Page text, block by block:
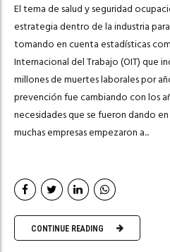
El tema de salud y seguridad
estrategia dentro de la industria
tomando en cuenta estadísticas
Internacional del Trabajo (OIT) que
millones de muertes laborales por
prevención fue cambiando con los
necesidades que se fueron dando
muchas empresas empezaron a...
CONTINUE READING